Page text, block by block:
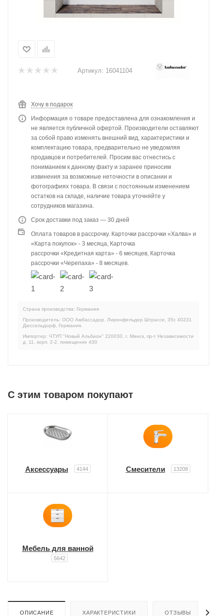
Артикул: 16041104
Хочу в подарок
Информация о товаре предоставлена для ознакомления и
не является публичной офертой. Производители оставляют
за собой право изменять внешний вид, характеристики и
комплектацию товара, предварительно не уведомляя
продавцов и потребителей. Просим вас отнестись с
пониманием к данному факту и заранее приносим
извинения за возможные неточности в описании и
фотографиях товара. В связи с постоянным изменением
остатков на складе, наличие товара уточняйте у
сотрудников магазина.
Срок доставки под заказ — 30 дней
Оплата товаров в рассрочку. Карточки рассрочки «Халва» и
«Карта покупок» - 3 месяца, Карточка
рассрочки «Кредитная карта» - 6 месяцев, Карточка
рассрочки «Черепаха» - 8 месяцев.
Страна производства: Германия
Производитель: ООО Амбассадор. Лиренфельдер Штрассе, 35c 40231
Дюссельдорф, Германия.
Импортер: ЧТУП "Новый Альбион" 220030, г. Минск, пр-т Независимости
д. 11, корп. 2-2, помещение 430
C этим товаром покупают
Аксессуары 4144 Смесители 13208
Мебель для ванной
5642
ОПИСАНИЕ ХАРАКТЕРИСТИКИ ОТЗЫВЫ